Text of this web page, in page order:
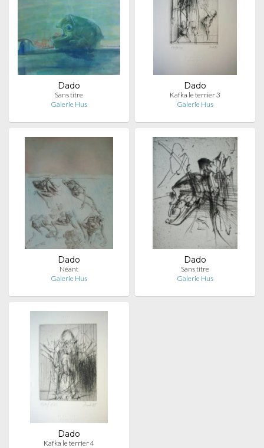
Dado
Sans titre
Galerie Hus
Dado
Kafka le terrier 3
Galerie Hus
Dado
Néant
Galerie Hus
Dado
Sans titre
Galerie Hus
Dado
Kafka le terrier 4